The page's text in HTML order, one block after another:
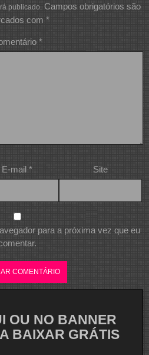
publicado. Campos obrigatórios são
com *
*
E-mail * Site
para a próxima vez que eu
OU NO BANNER
BAIXAR GRÁTIS